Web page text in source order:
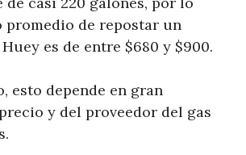
promedio de repostar un
es de entre $680 y $900.
esto depende en gran
y del proveedor del gas